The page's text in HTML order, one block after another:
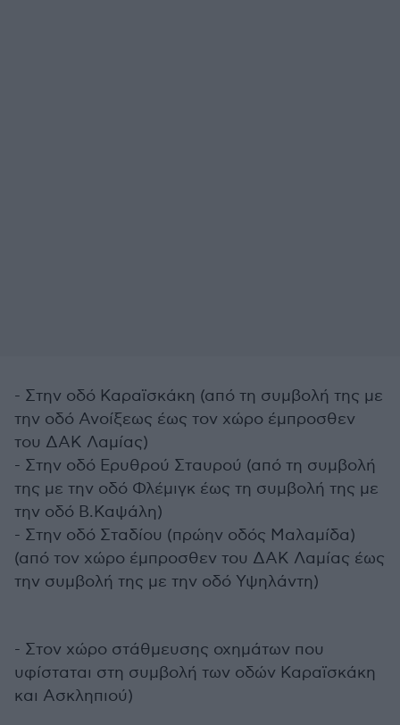
- Στην οδό Καραϊσκάκη (από τη συμβολή της με
την οδό Ανοίξεως έως τον χώρο έμπροσθεν
του ΔΑΚ Λαμίας)
- Στην οδό Ερυθρού Σταυρού (από τη συμβολή
της με την οδό Φλέμιγκ έως τη συμβολή της με
την οδό Β.Καψάλη)
- Στην οδό Σταδίου (πρώην οδός Μαλαμίδα)
(από τον χώρο έμπροσθεν του ΔΑΚ Λαμίας έως
την συμβολή της με την οδό Υψηλάντη)
- Στον χώρο στάθμευσης οχημάτων που
υφίσταται στη συμβολή των οδών Καραϊσκάκη
και Ασκληπιού)